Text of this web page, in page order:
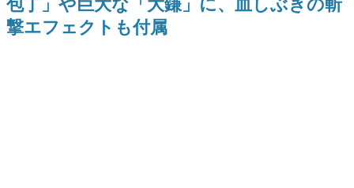
この物語を解いてはいけない。『赫本』は、〈試験問題〉
の形をした短編ホラー小説集です。
撃エフェクトも付属